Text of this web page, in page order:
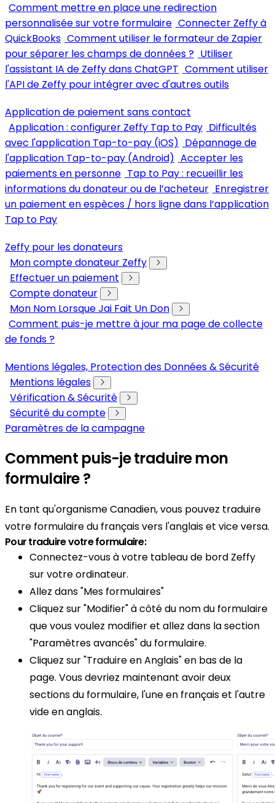
Comment mettre en place une redirection
personnalisée sur votre formulaire Connecter Zeffy à
QuickBooks Comment utiliser le formateur de Zapier
pour séparer les champs de données ? Utiliser
l'assistant IA de Zeffy dans ChatGPT Comment utiliser
l'API de Zeffy pour intégrer avec d'autres outils
Application de paiement sans contact
Application : configurer Zeffy Tap to Pay Difficultés
avec l'application Tap-to-pay (iOS) Dépannage de
l'application Tap-to-pay (Android) Accepter les
paiements en personne Tap to Pay : recueillir les
informations du donateur ou de l’acheteur Enregistrer
un paiement en espèces / hors ligne dans l’application
Tap to Pay
Zeffy pour les donateurs
Mon compte donateur Zeffy
Effectuer un paiement
Compte donateur
Mon Nom Lorsque Jai Fait Un Don
Comment puis-je mettre à jour ma page de collecte
de fonds ?
Mentions légales, Protection des Données & Sécurité
Mentions légales
Vérification & Sécurité
Sécurité du compte
Paramètres de la campagne
Comment puis-je traduire mon
formulaire ?
En tant qu'organisme Canadien, vous pouvez traduire
votre formulaire du français vers l'anglais et vice versa.
Pour traduire votre formulaire:
Connectez-vous à votre tableau de bord Zeffy
sur votre ordinateur.
Allez dans "Mes formulaires"
Cliquez sur "Modifier" à côté du nom du formulaire
que vous voulez modifier et allez dans la section
"Paramètres avancés" du formulaire.
Cliquez sur "Traduire en Anglais" en bas de la
page. Vous devriez maintenant avoir deux
sections du formulaire, l'une en français et l'autre
vide en anglais.